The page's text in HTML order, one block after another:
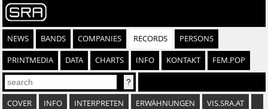
NEWS BANDS COMPANIES RECORDS PERSONS
PRINTMEDIA DATA CHARTS INFO KONTAKT FEM.POP
COVER INFO INTERPRETEN ERWÄHNUNGEN VIS.SRA.AT